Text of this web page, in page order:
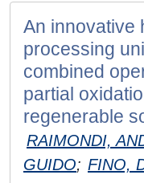
An innovative
processing
combined
partial
regenerable
RAIMONDI,
GUIDO; FINO,